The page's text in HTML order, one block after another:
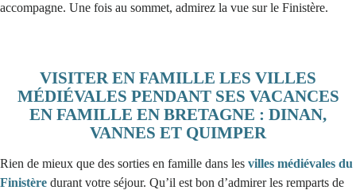
accompagne. Une fois au sommet, admirez la vue sur le Finistère.
VISITER EN FAMILLE LES VILLES
MÉDIÉVALES PENDANT SES VACANCES
EN FAMILLE EN BRETAGNE : DINAN,
VANNES ET QUIMPER
Rien de mieux que des sorties en famille dans les villes médiévales du
Finistère durant votre séjour. Qu’il est bon d’admirer les remparts de